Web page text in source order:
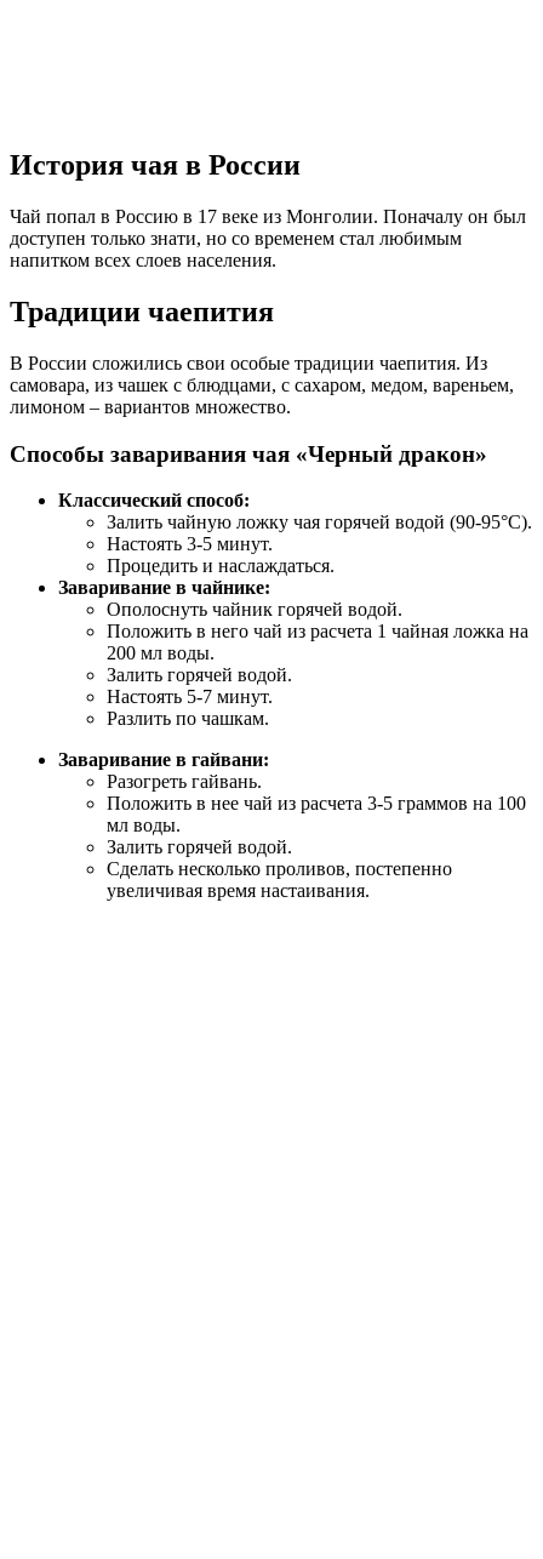
История чая в России
Чай попал в Россию в 17 веке из Монголии. Поначалу он был
доступен только знати, но со временем стал любимым
напитком всех слоев населения.
Традиции чаепития
В России сложились свои особые традиции чаепития. Из
самовара, из чашек с блюдцами, с сахаром, медом, вареньем,
лимоном – вариантов множество.
Способы заваривания чая «Черный дракон»
Классический способ:
Залить чайную ложку чая горячей водой (90-95°C).
Настоять 3-5 минут.
Процедить и наслаждаться.
Заваривание в чайнике:
Ополоснуть чайник горячей водой.
Положить в него чай из расчета 1 чайная ложка на
200 мл воды.
Залить горячей водой.
Настоять 5-7 минут.
Разлить по чашкам.
Заваривание в гайвани:
Разогреть гайвань.
Положить в нее чай из расчета 3-5 граммов на 100
мл воды.
Залить горячей водой.
Сделать несколько проливов, постепенно
увеличивая время настаивания.